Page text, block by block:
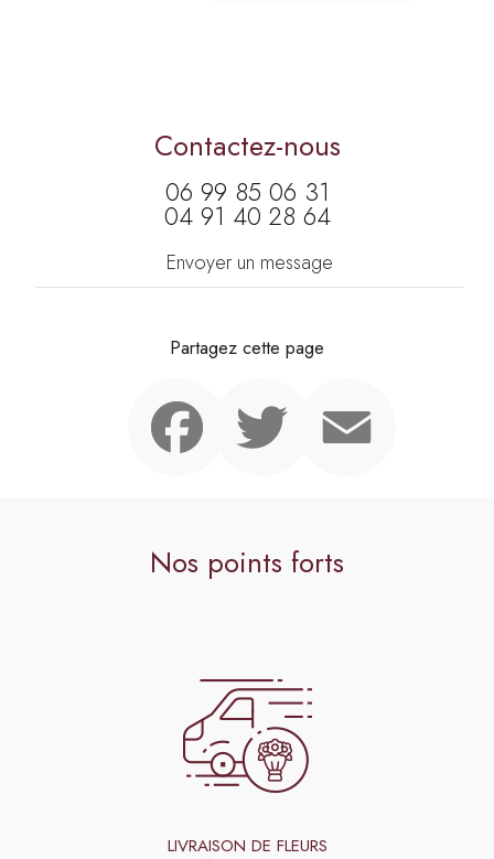
Contactez-nous
06 99 85 06 31
04 91 40 28 64
Envoyer un message
Partagez cette page
Nos points forts
LIVRAISON DE FLEURS